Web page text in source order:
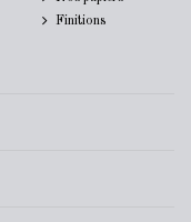
Finitions